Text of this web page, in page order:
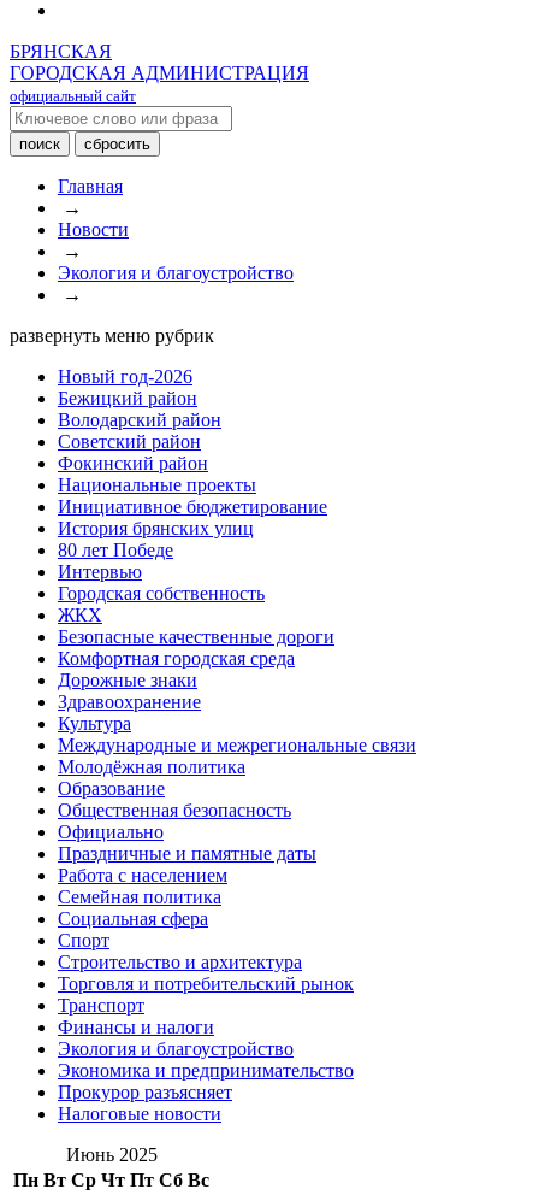
БРЯНСКАЯ
ГОРОДСКАЯ АДМИНИСТРАЦИЯ
официальный сайт
Главная
→
Новости
→
Экология и благоустройство
→
развернуть меню рубрик
Новый год-2026
Бежицкий район
Володарский район
Советский район
Фокинский район
Национальные проекты
Инициативное бюджетирование
История брянских улиц
80 лет Победе
Интервью
Городская собственность
ЖКХ
Безопасные качественные дороги
Комфортная городская среда
Дорожные знаки
Здравоохранение
Культура
Международные и межрегиональные связи
Молодёжная политика
Образование
Общественная безопасность
Официально
Праздничные и памятные даты
Работа с населением
Семейная политика
Социальная сфера
Спорт
Строительство и архитектура
Торговля и потребительский рынок
Транспорт
Финансы и налоги
Экология и благоустройство
Экономика и предпринимательство
Прокурор разъясняет
Налоговые новости
Июнь 2025
Пн Вт Ср Чт Пт Сб Вс